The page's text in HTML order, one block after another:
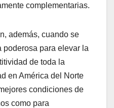
complementarias.
además, cuando se
poderosa para elevar la
de toda la
en América del Norte
condiciones de
como para